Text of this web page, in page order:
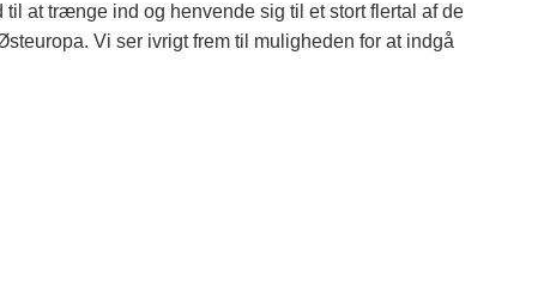
at trænge ind og henvende sig til et stort flertal af de
Vi ser ivrigt frem til muligheden for at indgå